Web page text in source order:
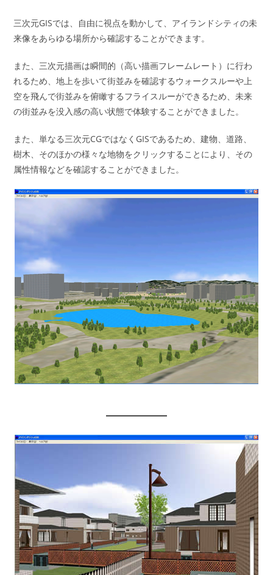
三次元GISでは、自由に視点を動かして、アイランドシティの未
来像をあらゆる場所から確認することができます。
また、三次元描画は瞬間的（高い描画フレームレート）に行わ
れるため、地上を歩いて街並みを確認するウォークスルーや上
空を飛んで街並みを俯瞰するフライスルーができるため、未来
の街並みを没入感の高い状態で体験することができました。
また、単なる三次元CGではなくGISであるため、建物、道路、
樹木、そのほかの様々な地物をクリックすることにより、その
属性情報などを確認することができました。